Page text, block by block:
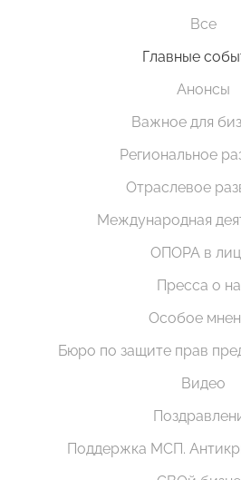
Все
Главные
Анонсы
Важное для
Региональное
Отраслевое
Международная
ОПОРА в
Пресса о
Особое
Бюро по защите прав
Видео
Поддержка МСП.